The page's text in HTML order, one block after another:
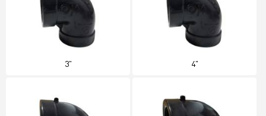
3" 4"